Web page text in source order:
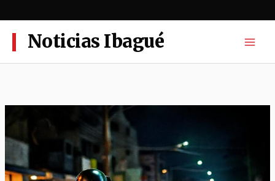
al
contenidoNoticias Ibagué